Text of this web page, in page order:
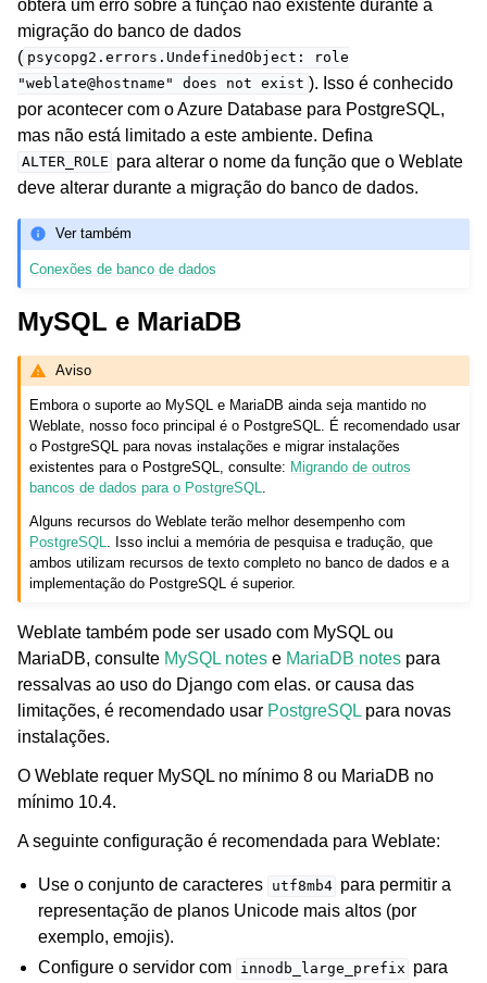
obterá um erro sobre a função não existente durante a
migração do banco de dados
( psycopg2.errors.UndefinedObject:
role
"weblate@hostname"
does not exist ). Isso é conhecido
por acontecer com o Azure Database para PostgreSQL,
mas não está limitado a este ambiente. Defina
ALTER_ROLE para alterar o nome da função que o Weblate
deve alterar durante a migração do banco de dados.
Ver também
Conexões de banco de dados
MySQL e MariaDB
Aviso
Embora o suporte ao MySQL e MariaDB ainda seja mantido no
Weblate, nosso foco principal é o PostgreSQL. É recomendado usar
o PostgreSQL para novas instalações e migrar instalações
existentes para o PostgreSQL, consulte: Migrando de outros
bancos de dados para o PostgreSQL.
Alguns recursos do Weblate terão melhor desempenho com
PostgreSQL. Isso inclui a memória de pesquisa e tradução, que
ambos utilizam recursos de texto completo no banco de dados e a
implementação do PostgreSQL é superior.
Weblate também pode ser usado com MySQL ou
MariaDB, consulte MySQL notes e MariaDB notes para
ressalvas ao uso do Django com elas. or causa das
limitações, é recomendado usar PostgreSQL para novas
instalações.
O Weblate requer MySQL no mínimo 8 ou MariaDB no
mínimo 10.4.
A seguinte configuração é recomendada para Weblate:
Use o conjunto de caracteres utf8mb4 para permitir a
representação de planos Unicode mais altos (por
exemplo, emojis).
Configure o servidor com innodb_large_prefix para